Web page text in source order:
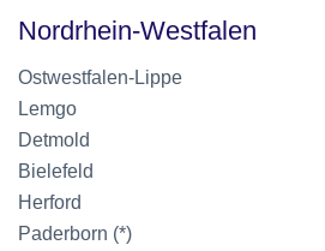
Nordrhein-Westfalen
Ostwestfalen-Lippe
Lemgo
Detmold
Bielefeld
Herford
Paderborn (*)